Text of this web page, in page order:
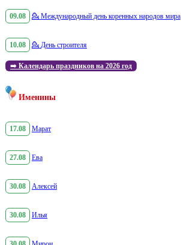
09.08 💁 Международный день коренных народов мира
10.08 💁 День строителя
➡️ Календарь праздников на 2026 год
Именины
17.08 Марат
27.08 Ева
30.08 Алексей
30.08 Илья